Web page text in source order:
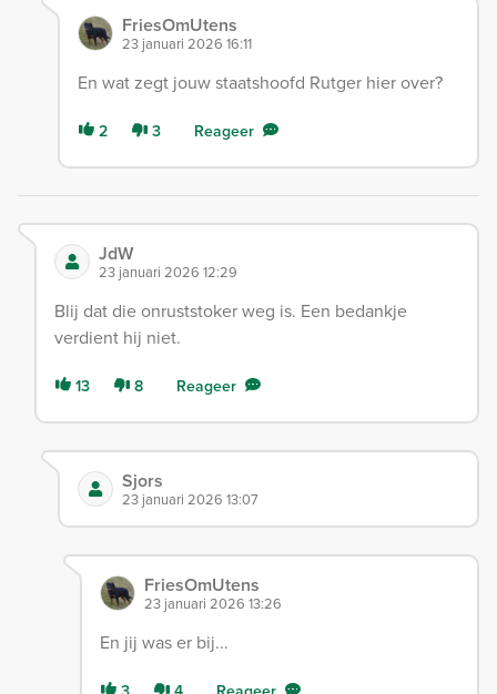
FriesOmUtens
23 januari 2026 16:11
En wat zegt jouw staatshoofd Rutger hier over?
2 3 Reageer
JdW
23 januari 2026 12:29
Blij dat die onruststoker weg is. Een bedankje
verdient hij niet.
13 8 Reageer
Sjors
23 januari 2026 13:07
FriesOmUtens
23 januari 2026 13:26
En jij was er bij...